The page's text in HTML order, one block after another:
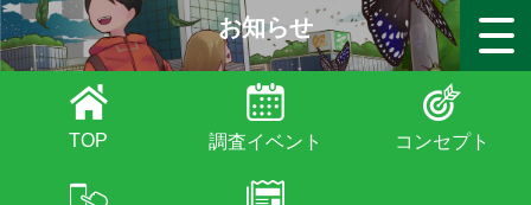
お知らせ
TOP 調査イベント コンセプト